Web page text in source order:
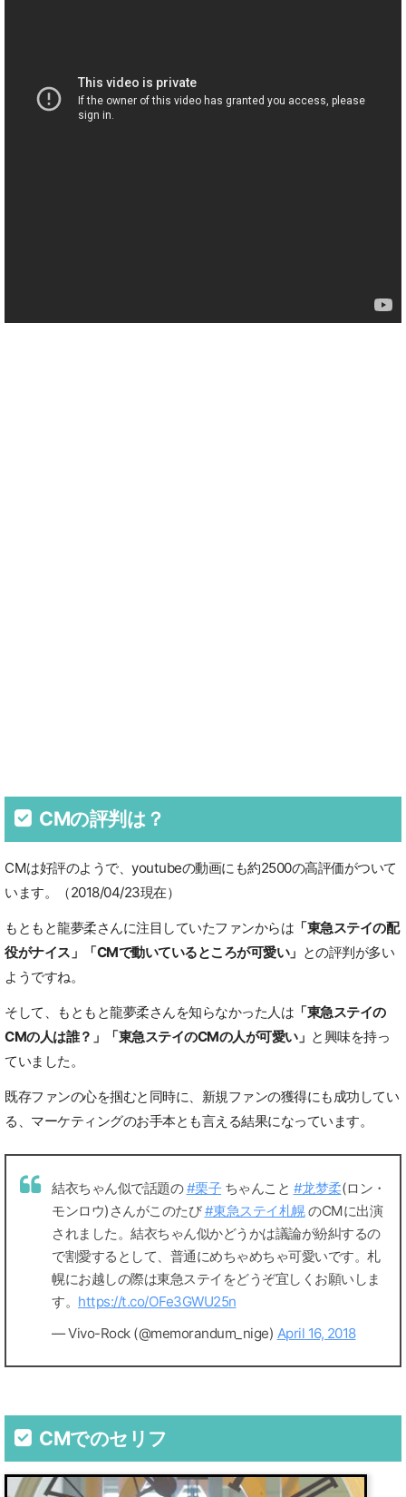
CMの評判は？
CMは好評のようで、youtubeの動画にも約2500の高評価がついて
います。（2018/04/23現在）
もともと龍夢柔さんに注目していたファンからは 「東急ステイの配
役がナイス」「CMで動いているところが可愛い」 との評判が多い
ようですね。
そして、もともと龍夢柔さんを知らなかった人は 「東急ステイの
CMの人は誰？」「東急ステイのCMの人が可愛い」 と興味を持っ
ていました。
既存ファンの心を掴むと同時に、新規ファンの獲得にも成功してい
る、マーケティングのお手本とも言える結果になっています。
結衣ちゃん似で話題の#栗子ちゃんこと #龙梦柔(ロン・
モンロウ)さんがこのたび#東急ステイ札幌のCMに出演
されました。結衣ちゃん似かどうかは議論が紛糾するの
で割愛するとして、普通にめちゃめちゃ可愛いです。札
幌にお越しの際は東急ステイをどうぞ宜しくお願いしま
す。 https://t.co/OFe3GWU25n
— Vivo-Rock (@memorandum_nige) April 16, 2018
CMでのセリフ